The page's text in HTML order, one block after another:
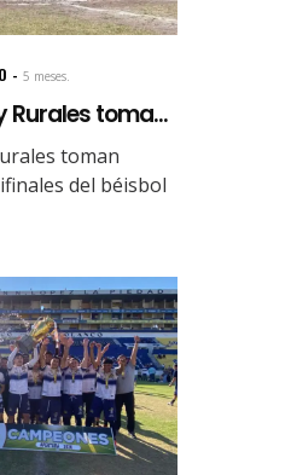
5 meses.
Rurales toma...
toman
del béisbol